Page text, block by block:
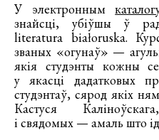
У электронным
знайсці, убіўшы ў
literatura białoruska.
званых «огунаў» —
якія студэнты кожны
у якасці дадатковых
студэнтаў, сярод якіх
Кастуся
і свядомых — амаль што